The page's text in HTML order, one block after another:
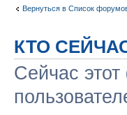
Вернуться в Список
КТО
Сейчас